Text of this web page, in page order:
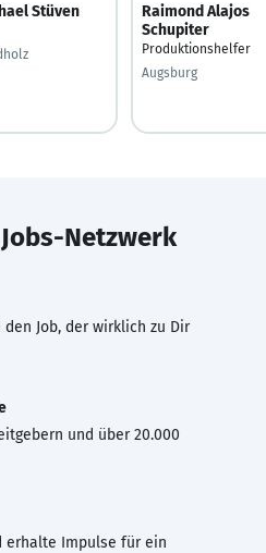
Stüven
Raimond Alajos
Schupiter
Produktionshelfer
Augsburg
Jobs-Netzwerk
Job, der wirklich zu Dir
und über 20.000
erhalte Impulse für ein